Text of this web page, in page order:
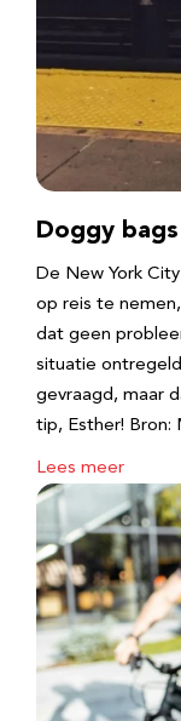
Doggy bags
De New York
op reis te
dat geen
situatie
gevraagd, maar
tip, Esther!
Lees meer